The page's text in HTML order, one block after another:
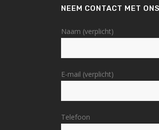
NEEM CONTACT MET
Naam (verplicht)
E-mail (verplicht)
Telefoon